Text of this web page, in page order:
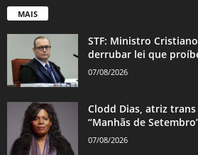
MAIS
STF: Ministro
derrubar lei que
07/08/2026
Clodd Dias, atriz
“Manhãs de
07/08/2026